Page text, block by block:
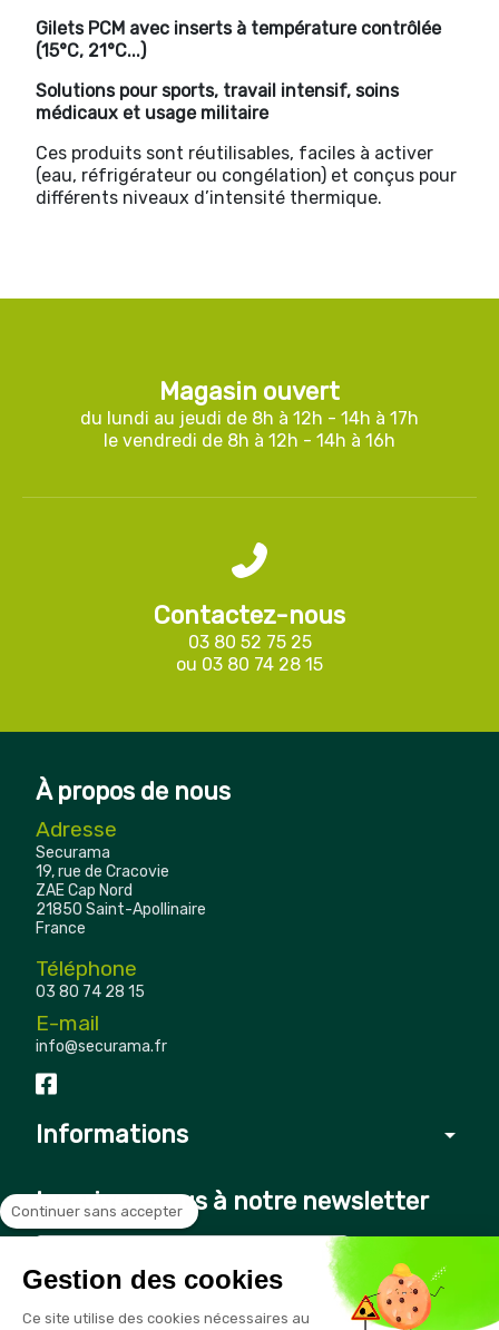
Gilets PCM avec inserts à température contrôlée
(15°C, 21°C...)
Solutions pour sports, travail intensif, soins
médicaux et usage militaire
Ces produits sont réutilisables, faciles à activer
(eau, réfrigérateur ou congélation) et conçus pour
différents niveaux d’intensité thermique.
Magasin ouvert
du lundi au jeudi de 8h à 12h - 14h à 17h
le vendredi de 8h à 12h - 14h à 16h
Contactez-nous
03 80 52 75 25
ou 03 80 74 28 15
À propos de nous
Adresse
Securama
19, rue de Cracovie
ZAE Cap Nord
21850 Saint-Apollinaire
France
Téléphone
03 80 74 28 15
E-mail
info@securama.fr
Informations arrow_drop_down
Inscrivez-vous à notre newsletter
Vous pouvez vous désinscrire à tout moment en cliquant sur le
lien présent dans nos emails
Continuer sans accepter
Gestion des cookies
Ce site utilise des cookies nécessaires au